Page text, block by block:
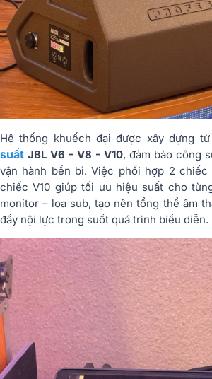
Hệ thống khuếch đại được xây dựng
suất JBL V6 - V8 - V10, đảm bảo công
vận hành bền bỉ. Việc phối hợp 2
chiếc V10 giúp tối ưu hiệu suất cho
monitor – loa sub, tạo nên tổng thể âm
đầy nội lực trong suốt quá trình biểu diễn.